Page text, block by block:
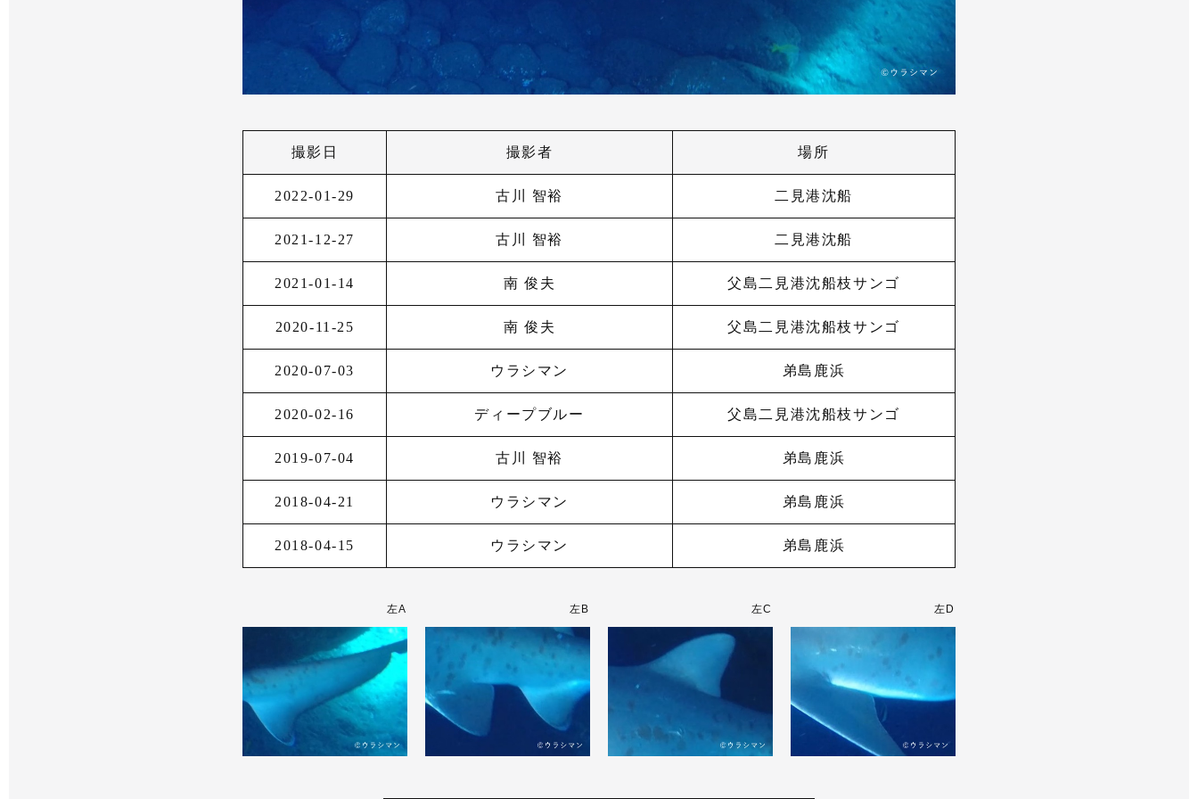
撮影日 撮影者 場所
2022-01-29 古川 智裕 二見港沈船
2021-12-27 古川 智裕 二見港沈船
2021-01-14 南 俊夫 父島二見港沈船枝サンゴ
2020-11-25 南 俊夫 父島二見港沈船枝サンゴ
2020-07-03 ウラシマン 弟島鹿浜
2020-02-16 ディープブルー 父島二見港沈船枝サンゴ
2019-07-04 古川 智裕 弟島鹿浜
2018-04-21 ウラシマン 弟島鹿浜
2018-04-15 ウラシマン 弟島鹿浜
左A 左B 左C 左D